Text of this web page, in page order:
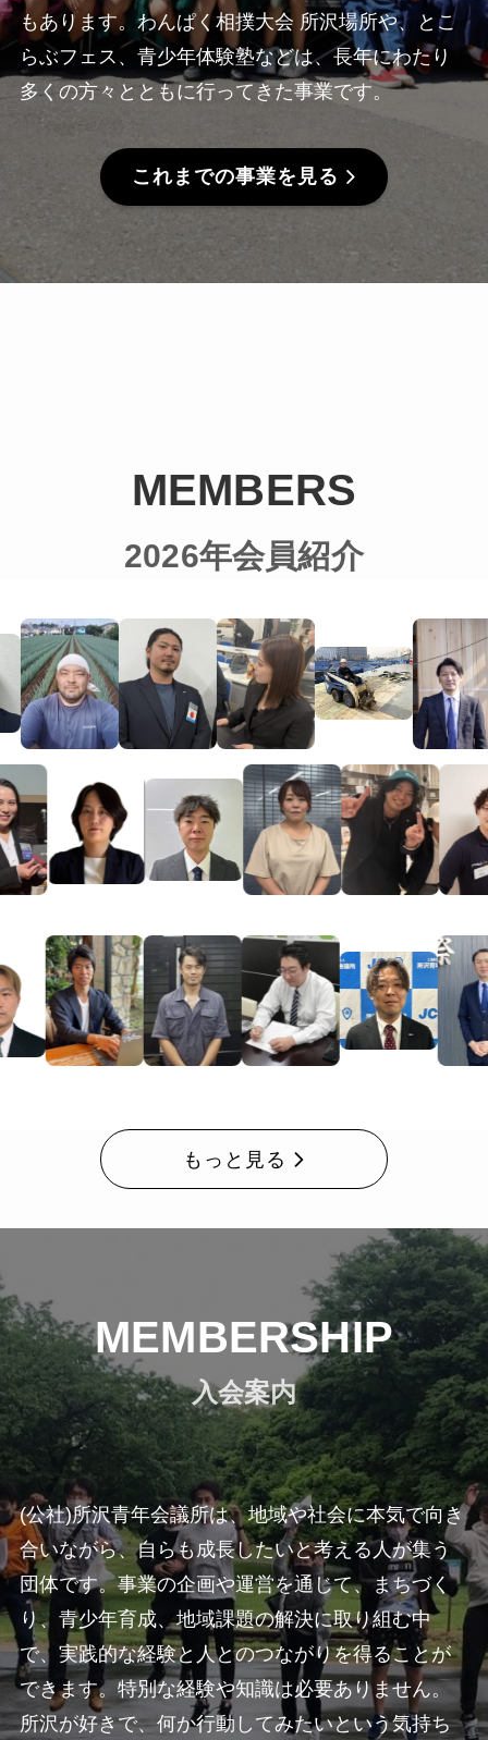
もあります。わんぱく相撲大会 所沢場所や、とこ
らぶフェス、青少年体験塾などは、長年にわたり
多くの方々とともに行ってきた事業です。
これまでの事業を見る
MEMBERS
2026年会員紹介
もっと見る
MEMBERSHIP
入会案内
(公社)所沢青年会議所は、地域や社会に本気で向き
合いながら、自らも成長したいと考える人が集う
団体です。事業の企画や運営を通じて、まちづく
り、青少年育成、地域課題の解決に取り組む中
で、実践的な経験と人とのつながりを得ることが
できます。特別な経験や知識は必要ありません。
所沢が好きで、何か行動してみたいという気持ち